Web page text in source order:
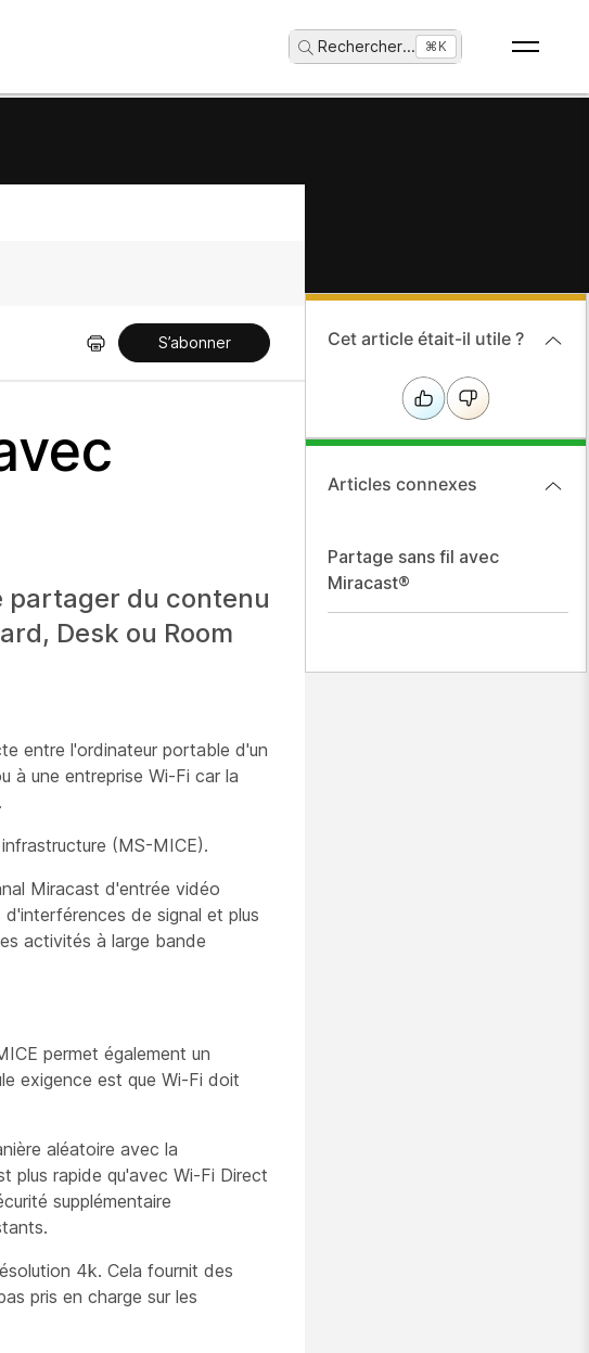
Rechercher... ⌘K
S’abonner
partager du contenu
Desk ou Room
entre l'ordinateur portable d'un
à une entreprise Wi-Fi car la
(MS-MICE).
Miracast d'entrée vidéo
de signal et plus
activités à large bande
permet également un
exigence est que Wi-Fi doit
aléatoire avec la
plus rapide qu'avec Wi-Fi Direct
supplémentaire
4k. Cela fournit des
pris en charge sur les
Cet article était-il utile ?
Articles connexes
Partage sans fil avec
Miracast®